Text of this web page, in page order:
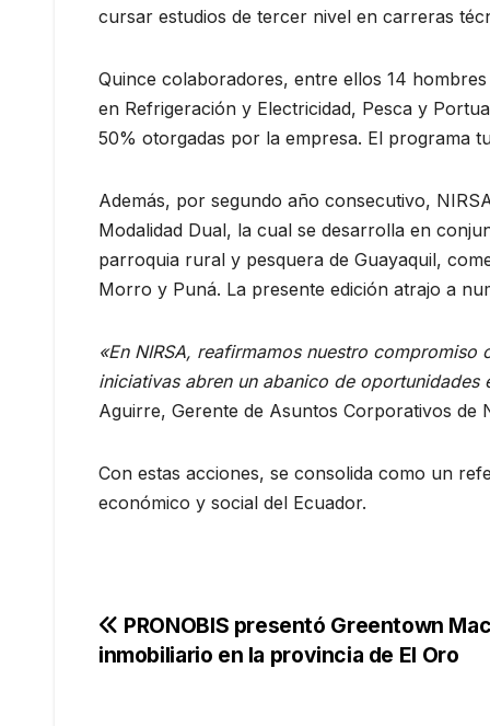
cursar estudios de tercer nivel en carreras
Quince colaboradores, entre ellos 14
en Refrigeración y Electricidad, Pesca y
50% otorgadas por la empresa. El programa
Además, por segundo año consecutivo,
Modalidad Dual, la cual se desarrolla en
parroquia rural y pesquera de Guayaquil,
Morro y Puná. La presente edición atrajo a
«En NIRSA, reafirmamos nuestro
iniciativas abren un abanico de
Aguirre, Gerente de Asuntos Corporativos de
Con estas acciones, se consolida como un
económico y social del Ecuador.
Navegación
PRONOBIS presentó Greentown
inmobiliario en la provincia de El Oro